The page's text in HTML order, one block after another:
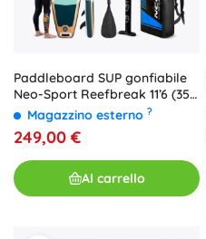
Paddleboard SUP gonfiabile
Neo-Sport Reefbreak 11’6 (350
cm) set
Magazzino esterno ?
249,00 €
Al carrello